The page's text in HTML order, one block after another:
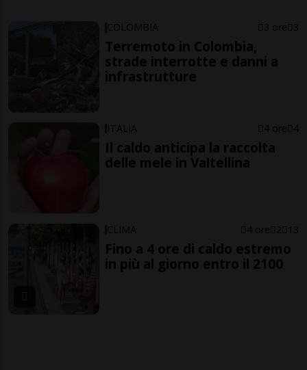
COLOMBIA 3 ore 3
Terremoto in Colombia,
strade interrotte e danni a
infrastrutture
ITALIA 4 ore 4
Il caldo anticipa la raccolta
delle mele in Valtellina
CLIMA 4 ore 2 13
Fino a 4 ore di caldo estremo
in più al giorno entro il 2100